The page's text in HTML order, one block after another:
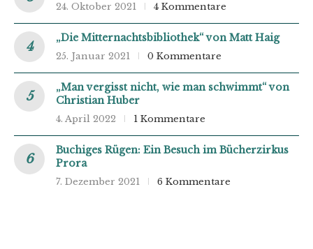
24. Oktober 2021 4 Kommentare
„Die Mitternachtsbibliothek“ von Matt Haig
25. Januar 2021 0 Kommentare
„Man vergisst nicht, wie man schwimmt“ von
Christian Huber
4. April 2022 1 Kommentare
Buchiges Rügen: Ein Besuch im Bücherzirkus
Prora
7. Dezember 2021 6 Kommentare